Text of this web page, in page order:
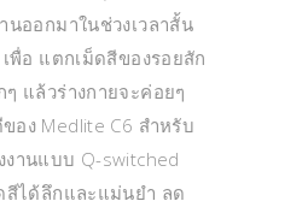
นออกมาในช่วงเวลาสั้น
พื่อ แตกเม็ดสีของรอยสัก
แล้วร่างกายจะค่อยๆ
อง Medlite C6 สำหรับ
านแบบ Q-switched
ดสีได้ลึกและแม่นยำ ลด